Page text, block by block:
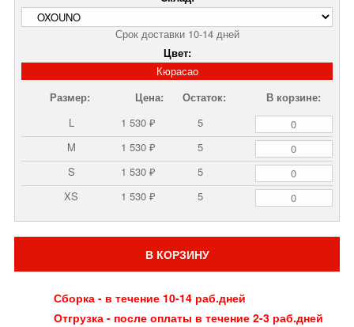
Срок доставки 10-14 дней
Цвет:
Кюрасао
Размер:
Цена: Остаток:
В корзине:
L
1 530 ₽
5
M
1 530 ₽
5
S
1 530 ₽
5
XS
1 530 ₽ 5
В КОРЗИНУ
Сборка - в течение 10-14 раб.дней
Отгрузка - после оплаты в течение 2-3 раб.дней